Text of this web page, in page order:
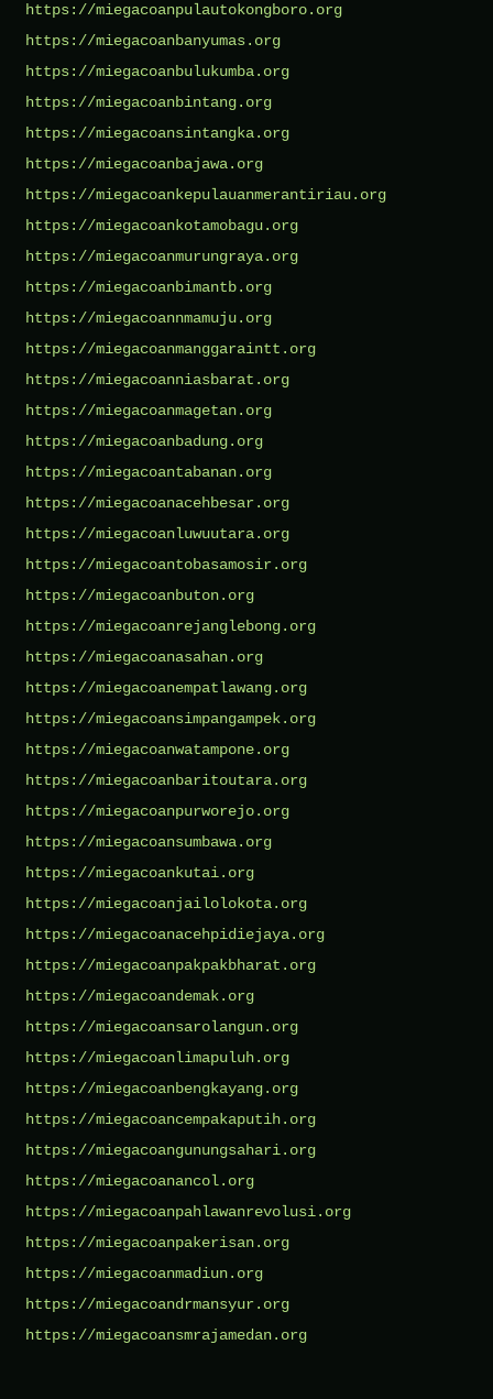
https://miegacoanpulautokongboro.org
https://miegacoanbanyumas.org
https://miegacoanbulukumba.org
https://miegacoanbintang.org
https://miegacoansintangka.org
https://miegacoanbajawa.org
https://miegacoankepulauanmerantiriau.org
https://miegacoankotamobagu.org
https://miegacoanmurungraya.org
https://miegacoanbimantb.org
https://miegacoannmamuju.org
https://miegacoanmanggaraintt.org
https://miegacoanniasbarat.org
https://miegacoanmagetan.org
https://miegacoanbadung.org
https://miegacoantabanan.org
https://miegacoanacehbesar.org
https://miegacoanluwuutara.org
https://miegacoantobasamosir.org
https://miegacoanbuton.org
https://miegacoanrejanglebong.org
https://miegacoanasahan.org
https://miegacoanempatlawang.org
https://miegacoansimpangampek.org
https://miegacoanwatampone.org
https://miegacoanbaritoutara.org
https://miegacoanpurworejo.org
https://miegacoansumbawa.org
https://miegacoankutai.org
https://miegacoanjailolokota.org
https://miegacoanacehpidiejaya.org
https://miegacoanpakpakbharat.org
https://miegacoandemak.org
https://miegacoansarolangun.org
https://miegacoanlimapuluh.org
https://miegacoanbengkayang.org
https://miegacoancempakaputih.org
https://miegacoangunungsahari.org
https://miegacoanancol.org
https://miegacoanpahlawanrevolusi.org
https://miegacoanpakerisan.org
https://miegacoanmadiun.org
https://miegacoandrmansyur.org
https://miegacoansmrajamedan.org